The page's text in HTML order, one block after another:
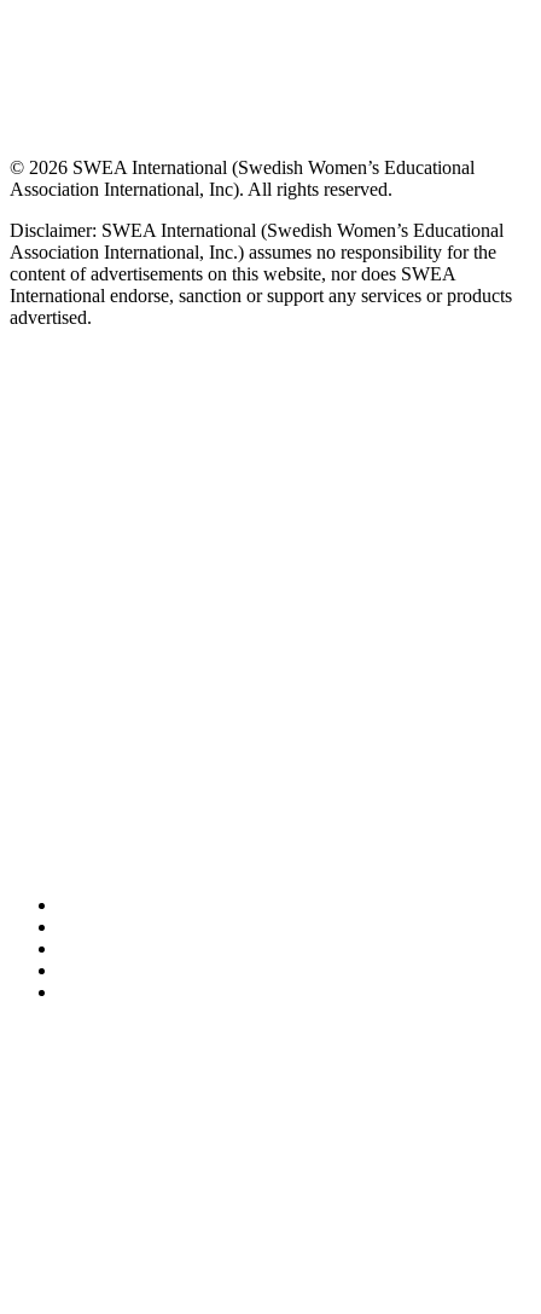
© 2026 SWEA International (Swedish Women’s Educational
Association International, Inc). All rights reserved.
Disclaimer: SWEA International (Swedish Women’s Educational
Association International, Inc.) assumes no responsibility for the
content of advertisements on this website, nor does SWEA
International endorse, sanction or support any services or products
advertised.